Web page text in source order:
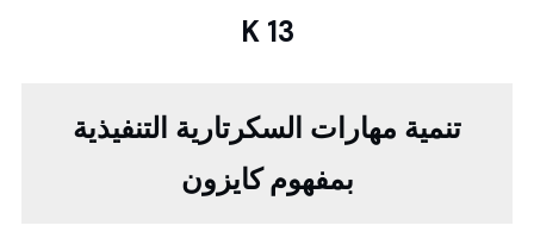
K 13
تنمية مهارات السكرتارية التنفيذية
بمفهوم كايزون